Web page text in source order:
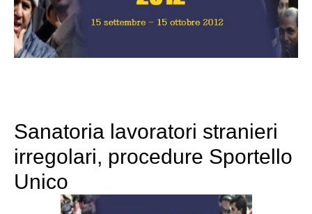
Sanatoria lavoratori stranieri
irregolari, procedure Sportello
Unico